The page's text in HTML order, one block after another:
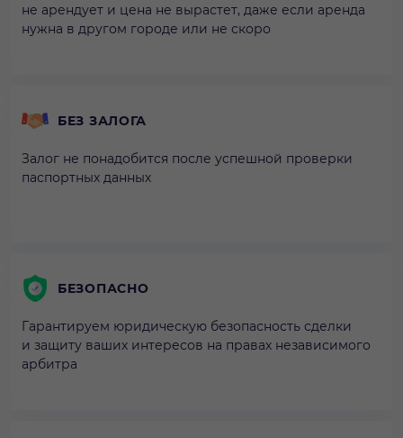
не арендует и цена не вырастет, даже если аренда
нужна в другом городе или не скоро
БЕЗ ЗАЛОГА
Залог не понадобится после успешной проверки
паспортных данных
БЕЗОПАСНО
Гарантируем юридическую безопасность сделки
и защиту ваших интересов на правах независимого
арбитра